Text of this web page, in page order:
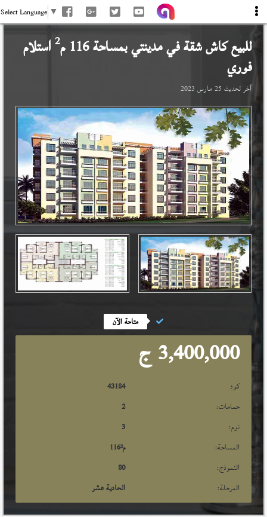
Select Language ▼
للبيع كاش شقة فيمدينتيبمساحة 116 م 2 استلام
فوري
آخر تحديث 25 مارس 2023
متاحة الآن
3,400,000 ج
كود
43184
حمامات:
2
نوم:
3
المساحة:
116م²
النموذج:
80
المرحلة:
الحادية عشر